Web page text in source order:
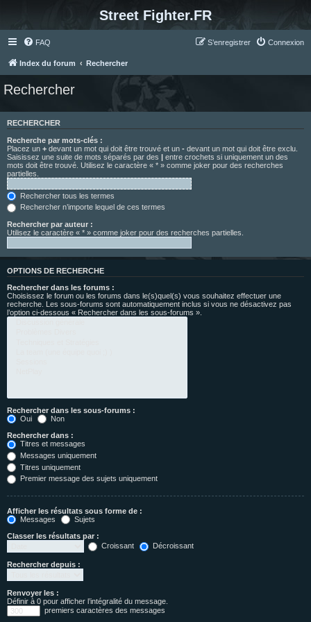
Street Fighter.FR
FAQ Connexion
S’enregistrer
Index du forum Rechercher
Rechercher
RECHERCHER
Recherche par mots-clés :
Placez un + devant un mot qui doit être trouvé et un - devant un mot qui doit être exclu.
Saisissez une suite de mots séparés par des | entre crochets si uniquement un des
mots doit être trouvé. Utilisez le caractère « * » comme joker pour des recherches
partielles.
Rechercher tous les termes
Rechercher n’importe lequel de ces termes
Rechercher par auteur :
Utilisez le caractère « * » comme joker pour des recherches partielles.
OPTIONS DE RECHERCHE
Rechercher dans les forums :
Choisissez le forum ou les forums dans le(s)quel(s) vous souhaitez effectuer une
recherche. Les sous-forums sont automatiquement inclus si vous ne désactivez pas
l’option ci-dessous « Rechercher dans les sous-forums ».
Rechercher dans les sous-forums :
Oui
Non
Rechercher dans :
Titres et messages
Messages uniquement
Titres uniquement
Premier message des sujets uniquement
Afficher les résultats sous forme de :
Messages
Sujets
Classer les résultats par :
Croissant
Décroissant
Rechercher depuis :
Renvoyer les :
Définir à 0 pour afficher l’intégralité du message.
premiers caractères des messages